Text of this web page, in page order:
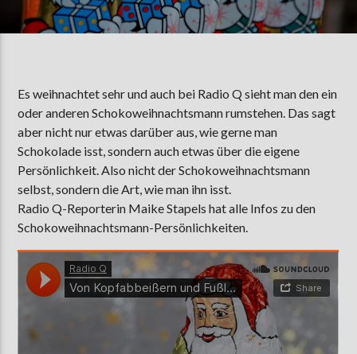
ANNA ERHARD
AKTUELLE SENDUNG
MOEBIUS
00:00 09:00
ZU HÖREN INMünster90,9 MHz Steinfurt103,9 MHz
Es weihnachtet sehr und auch bei Radio Q sieht man den ein
oder anderen Schokoweihnachtsmann rumstehen. Das sagt
aber nicht nur etwas darüber aus, wie gerne man
Schokolade isst, sondern auch etwas über die eigene
Persönlichkeit. Also nicht der Schokoweihnachtsmann
selbst, sondern die Art, wie man ihn isst.
Radio Q-Reporterin Maike Stapels hat alle Infos zu den
Schokoweihnachtsmann-Persönlichkeiten.